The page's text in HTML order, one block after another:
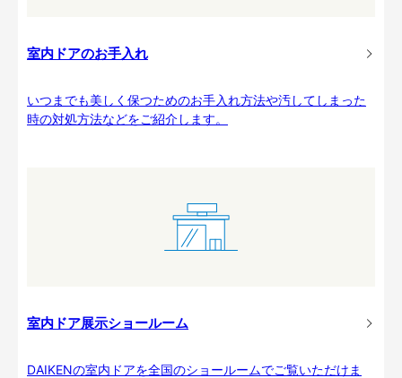
室内ドアのお手入れ
いつまでも美しく保つためのお手入れ方法や汚してしまった
時の対処方法などをご紹介します。
室内ドア展示ショールーム
DAIKENの室内ドアを全国のショールームでご覧いただけま